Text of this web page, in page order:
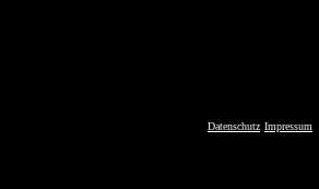
Datenschutz Impressum